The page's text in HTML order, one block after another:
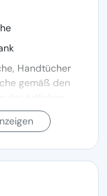
Handtücher
gemäß den
gewaschen